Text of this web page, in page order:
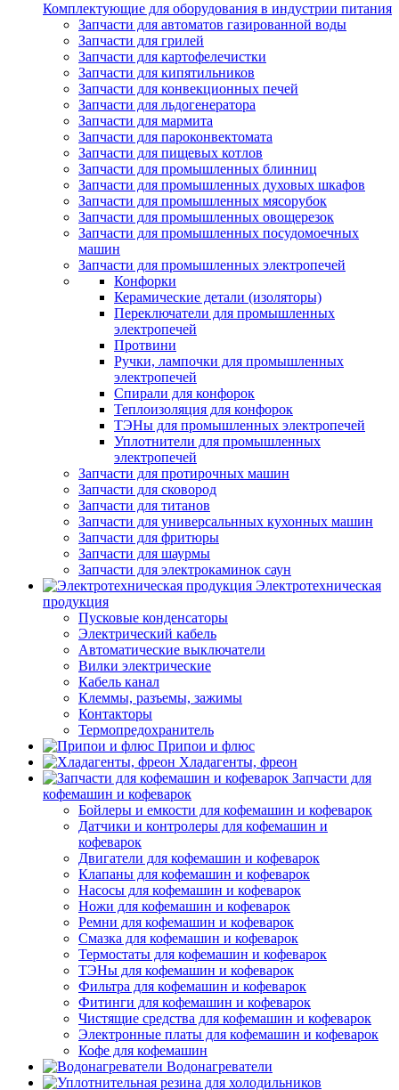
Комплектующие для оборудования в индустрии питания
Запчасти для автоматов газированной воды
Запчасти для грилей
Запчасти для картофелечистки
Запчасти для кипятильников
Запчасти для конвекционных печей
Запчасти для льдогенератора
Запчасти для мармита
Запчасти для пароконвектомата
Запчасти для пищевых котлов
Запчасти для промышленных блинниц
Запчасти для промышленных духовых шкафов
Запчасти для промышленных мясорубок
Запчасти для промышленных овощерезок
Запчасти для промышленных посудомоечных
машин
Запчасти для промышленных электропечей
Конфорки
Керамические детали (изоляторы)
Переключатели для промышленных
электропечей
Протвини
Ручки, лампочки для промышленных
электропечей
Спирали для конфорок
Теплоизоляция для конфорок
ТЭНы для промышленных электропечей
Уплотнители для промышленных
электропечей
Запчасти для протирочных машин
Запчасти для сковород
Запчасти для титанов
Запчасти для универсальнных кухонных машин
Запчасти для фритюры
Запчасти для шаурмы
Запчасти для электрокаминок саун
Электротехническая
продукция
Пусковые конденсаторы
Электрический кабель
Автоматические выключатели
Вилки электрические
Кабель канал
Клеммы, разъемы, зажимы
Контакторы
Термопредохранитель
Припои и флюс
Хладагенты, фреон
Запчасти для
кофемашин и кофеварок
Бойлеры и емкости для кофемашин и кофеварок
Датчики и контролеры для кофемашин и
кофеварок
Двигатели для кофемашин и кофеварок
Клапаны для кофемашин и кофеварок
Насосы для кофемашин и кофеварок
Ножи для кофемашин и кофеварок
Ремни для кофемашин и кофеварок
Смазка для кофемашин и кофеварок
Термостаты для кофемашин и кофеварок
ТЭНы для кофемашин и кофеварок
Фильтра для кофемашин и кофеварок
Фитинги для кофемашин и кофеварок
Чистящие средства для кофемашин и кофеварок
Электронные платы для кофемашин и кофеварок
Кофе для кофемашин
Водонагреватели